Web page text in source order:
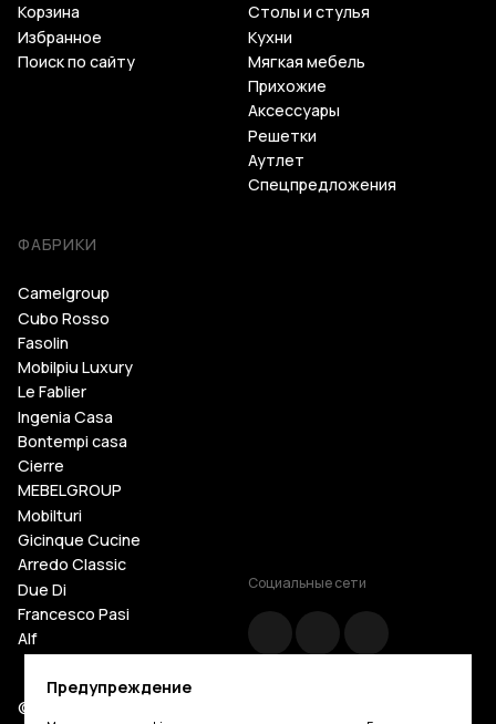
Корзина
Избранное
Поиск по сайту
Столы и стулья
Кухни
Мягкая мебель
Прихожие
Аксессуары
Решетки
Аутлет
Спецпредложения
ФАБРИКИ
Camelgroup
Cubo Rosso
Fasolin
Mobilpiu Luxury
Le Fablier
Ingenia Casa
Bontempi casa
Cierre
MEBELGROUP
Mobilturi
Gicinque Cucine
Arredo Classic
Due Di
Francesco Pasi
Alf
Tosconova
Giorgio Casa
Социальные сети
© Mebelgroup.com 2026. Все права защищены
Предупреждение